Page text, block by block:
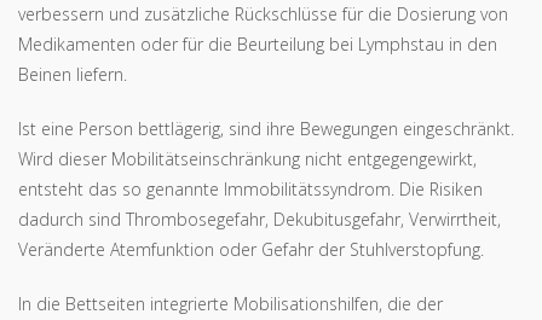
verbessern und zusätzliche Rückschlüsse für die Dosierung von
Medikamenten oder für die Beurteilung bei Lymphstau in den
Beinen liefern.
Ist eine Person bettlägerig, sind ihre Bewegungen eingeschränkt.
Wird dieser Mobilitätseinschränkung nicht entgegengewirkt,
entsteht das so genannte Immobilitätssyndrom. Die Risiken
dadurch sind Thrombosegefahr, Dekubitusgefahr, Verwirrtheit,
Veränderte Atemfunktion oder Gefahr der Stuhlverstopfung.
In die Bettseiten integrierte Mobilisationshilfen, die der